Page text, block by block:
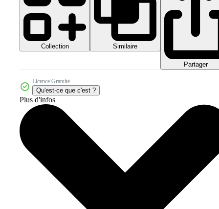
Collection Similaire
Partager
Licence Gratuite
Qu'est-ce que c'est ?
Plus d'infos